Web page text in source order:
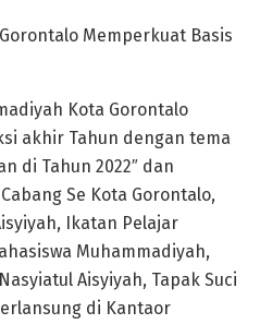
Memperkuat Basis
Kota Gorontalo
akhir Tahun dengan tema
di Tahun 2022″ dan
Se Kota Gorontalo,
Ikatan Pelajar
Muhammadiyah,
Aisyiyah, Tapak Suci
di Kantaor